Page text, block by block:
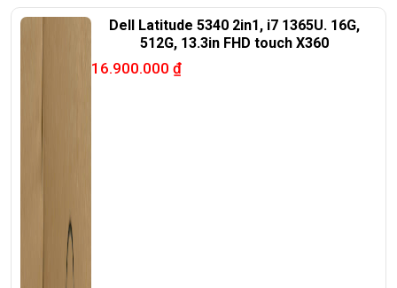
Dell Latitude 5340 2in1, i7 1365U. 16G,
512G, 13.3in FHD touch X360
16.900.000 ₫